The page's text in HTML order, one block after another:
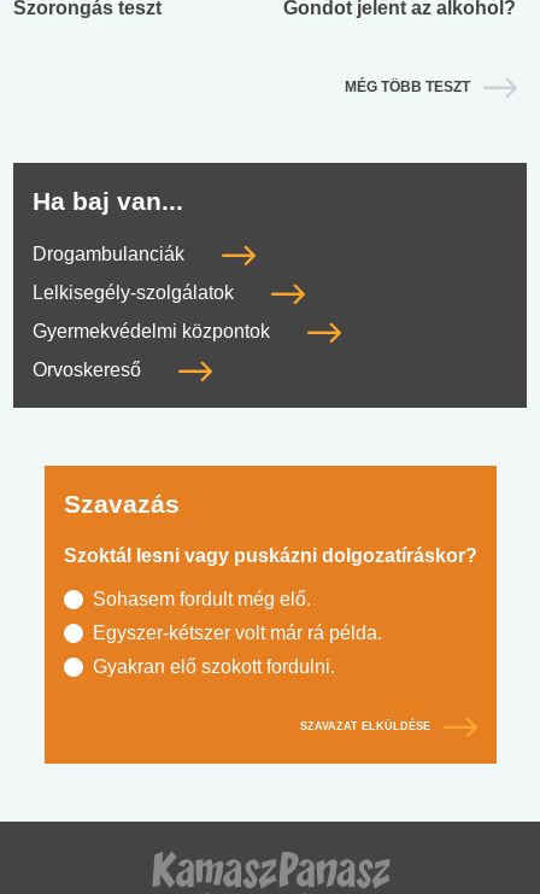
Szorongás teszt Gondot jelent az alkohol?
MÉG TÖBB TESZT
Ha baj van...
Drogambulanciák
Lelkisegély-szolgálatok
Gyermekvédelmi központok
Orvoskereső
Szavazás
Szoktál lesni vagy puskázni dolgozatíráskor?
Sohasem fordult még elő.
Egyszer-kétszer volt már rá példa.
Gyakran elő szokott fordulni.
SZAVAZAT ELKÜLDÉSE